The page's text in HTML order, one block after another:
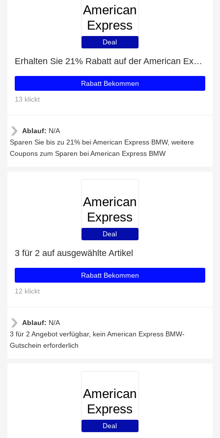
American
Express
BMW
Deal
Erhalten Sie 21% Rabatt auf der American Express BMW-Website
Rabatt Bekommen
13 klickt
Ablauf: N/A
Sparen Sie bis zu 21% bei American Express BMW, weitere
Coupons zum Sparen bei American Express BMW
American
Express
BMW
Deal
3 für 2 auf ausgewählte Artikel
Rabatt Bekommen
12 klickt
Ablauf: N/A
3 für 2 Angebot verfügbar, kein American Express BMW-
Gutschein erforderlich
American
Express
BMW
Deal